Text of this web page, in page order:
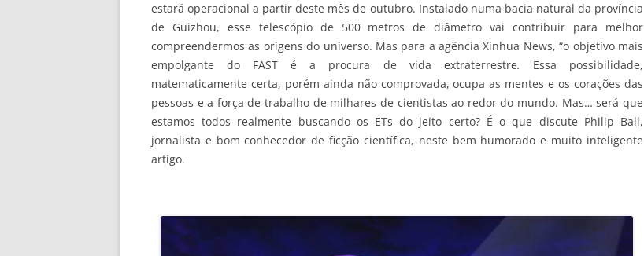
estará operacional a partir deste mês de outubro. Instalado numa bacia natural da província
de Guizhou, esse telescópio de 500 metros de diâmetro vai contribuir para melhor
compreendermos as origens do universo. Mas para a agência Xinhua News, “o objetivo mais
empolgante do FAST é a procura de vida extraterrestre. Essa possibilidade,
matematicamente certa, porém ainda não comprovada, ocupa as mentes e os corações das
pessoas e a força de trabalho de milhares de cientistas ao redor do mundo. Mas… será que
estamos todos realmente buscando os ETs do jeito certo? É o que discute Philip Ball,
jornalista e bom conhecedor de ficção científica, neste bem humorado e muito inteligente
artigo.